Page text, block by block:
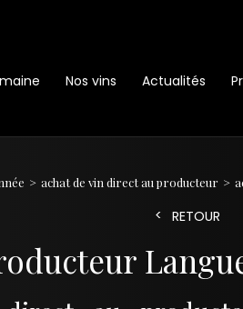
Nos vins Actualités
achat de vin direct au producteur
RETOUR